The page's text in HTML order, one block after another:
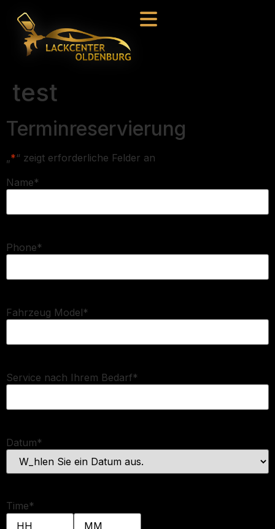
test
Terminreservierung
„*“ zeigt erforderliche Felder an
Name*
Phone*
Fahrzeug Model*
Service nach Ihrem Bedarf*
Datum*
Time*